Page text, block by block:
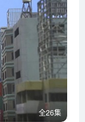
全26集